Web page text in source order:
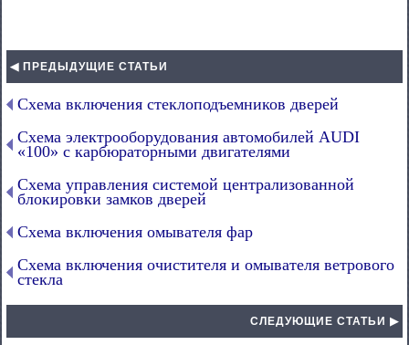
◀ ПРЕДЫДУЩИЕ СТАТЬИ
Схема включения стеклоподъемников дверей
Схема электрооборудования автомобилей AUDI
«100» с карбюраторными двигателями
Схема управления системой централизованной
блокировки замков дверей
Схема включения омывателя фар
Схема включения очистителя и омывателя ветрового
стекла
СЛЕДУЮЩИЕ СТАТЬИ ▶